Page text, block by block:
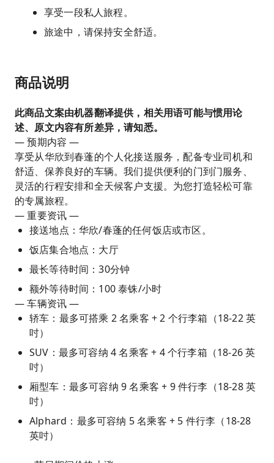
享受一段私人旅程。
旅途中，请保持安全舒适。
商品说明
此商品文案由机器翻译提供，相关用语可能与惯用论
述、原文内容有所差异，请知悉。
— 预期内容 —
享受从华欣到春蓬的个人化接送服务，配备专业司机和
舒适、保养良好的车辆。我们提供便利的门到门服务、
灵活的行程安排和全天候客户支援。为您打造轻松可靠
的专属旅程。
— 重要资讯 —
接送地点：华欣/春蓬的任何饭店或市区。
饭店集合地点：大厅
最长等待时间：30分钟
额外等待时间：100 泰铢/小时
— 车辆资讯 —
轿车：最多可搭乘 2 名乘客 + 2 个行李箱（18-22 英
吋）
SUV：最多可容纳 4 名乘客 + 4 个行李箱（18-26 英
吋）
厢型车：最多可容纳 9 名乘客 + 9 件行李（18-28 英
吋）
Alphard：最多可容纳 5 名乘客 + 5 件行李（18-28
英吋）